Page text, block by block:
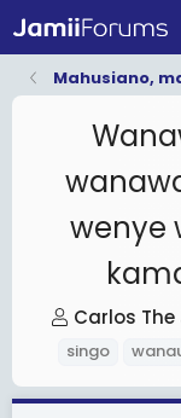
Mahusiano,
wenye
T
h
e
Carlos
singo